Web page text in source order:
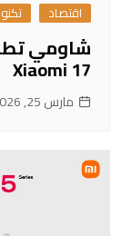
اقتصاد
شاومي
Xiaomi 17
مارس 25, 2026